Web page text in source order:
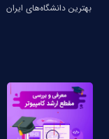
بهترین دانشگاه‌های ایران